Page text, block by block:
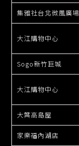
集雅社台北微風廣場
大江購物中心
Sogo新竹巨城
大江購物中心
大葉高島屋
家樂福內湖店